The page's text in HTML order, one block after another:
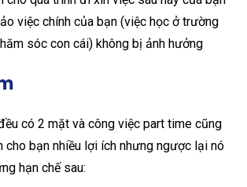
việc chính của bạn (việc học ở trường
sóc con cái) không bị ảnh hưởng
có 2 mặt và công việc part time cũng
cho bạn nhiều lợi ích nhưng ngược lại nó
hạn chế sau: